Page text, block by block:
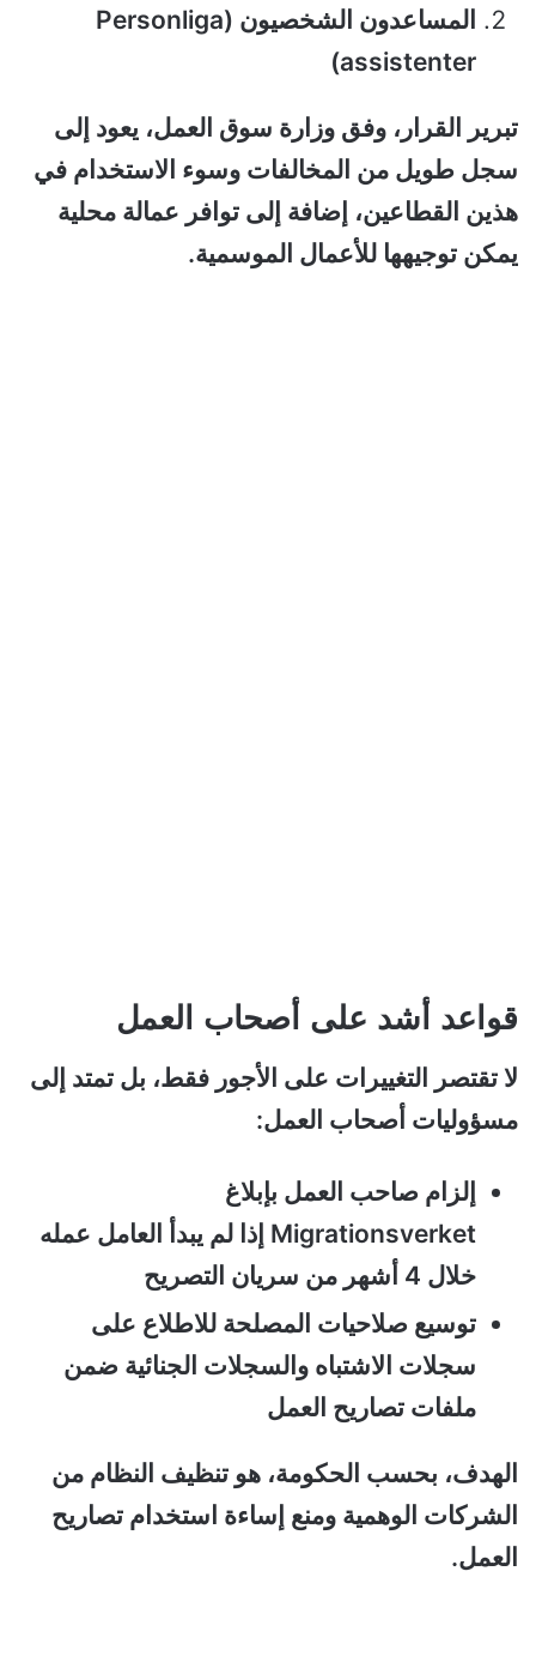
المساعدون الشخصيون (Personliga
assistenter)
تبرير القرار، وفق وزارة سوق العمل، يعود إلى
سجل طويل من المخالفات وسوء الاستخدام في
هذين القطاعين، إضافة إلى توافر عمالة محلية
يمكن توجيهها للأعمال الموسمية.
قواعد أشد على أصحاب العمل
لا تقتصر التغييرات على الأجور فقط، بل تمتد إلى
مسؤوليات أصحاب العمل:
إلزام صاحب العمل بإبلاغ
Migrationsverket إذا لم يبدأ العامل عمله
خلال 4 أشهر من سريان التصريح
توسيع صلاحيات المصلحة للاطلاع على
سجلات الاشتباه والسجلات الجنائية ضمن
ملفات تصاريح العمل
الهدف، بحسب الحكومة، هو تنظيف النظام من
الشركات الوهمية ومنع إساءة استخدام تصاريح
العمل.